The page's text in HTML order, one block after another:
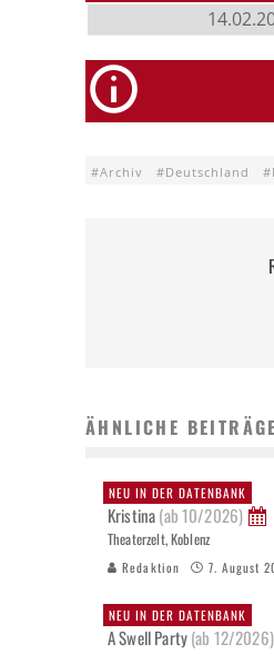
Archiv Deutschland
ÄHNLICHE BEITRÄGE
NEU IN DER DATENBANK
Kristina(ab 10/2026)
Theaterzelt, Koblenz
Redaktion 7. August
NEU IN DER DATENBANK
A Swell Party(ab 12/2026)